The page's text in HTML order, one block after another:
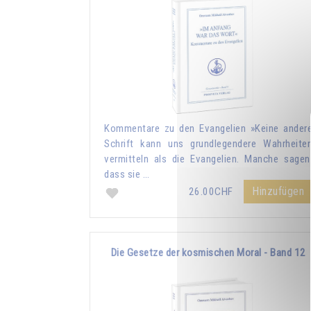
Kommentare zu den Evangelien »Keine andere
Schrift kann uns grundlegendere Wahrheiten
vermitteln als die Evangelien. Manche sagen,
dass sie …
26.00CHF
Hinzufügen
Die Gesetze der kosmischen Moral - Band 12